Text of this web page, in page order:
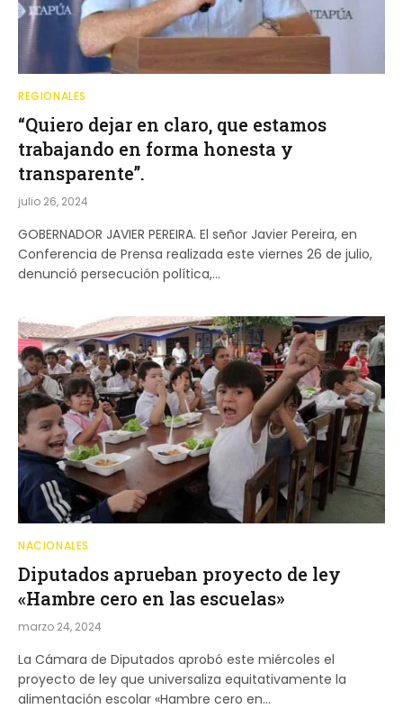
REGIONALES
“Quiero dejar en claro, que estamos
trabajando en forma honesta y
transparente”.
julio 26, 2024
GOBERNADOR JAVIER PEREIRA. El señor Javier Pereira, en
Conferencia de Prensa realizada este viernes 26 de julio,
denunció persecución política,…
NACIONALES
Diputados aprueban proyecto de ley
«Hambre cero en las escuelas»
marzo 24, 2024
La Cámara de Diputados aprobó este miércoles el
proyecto de ley que universaliza equitativamente la
alimentación escolar «Hambre cero en…